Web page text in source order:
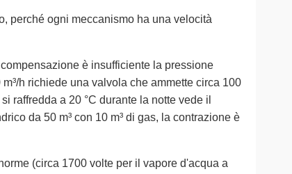
perché ogni meccanismo ha una velocità
è insufficiente la pressione
h richiede una valvola che ammette circa 100
raffredda a 20 °C durante la notte vede il
da 50 m³ con 10 m³ di gas, la contrazione è
(circa 1700 volte per il vapore d'acqua a